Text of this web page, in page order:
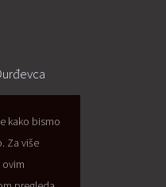
kako bismo
Za više